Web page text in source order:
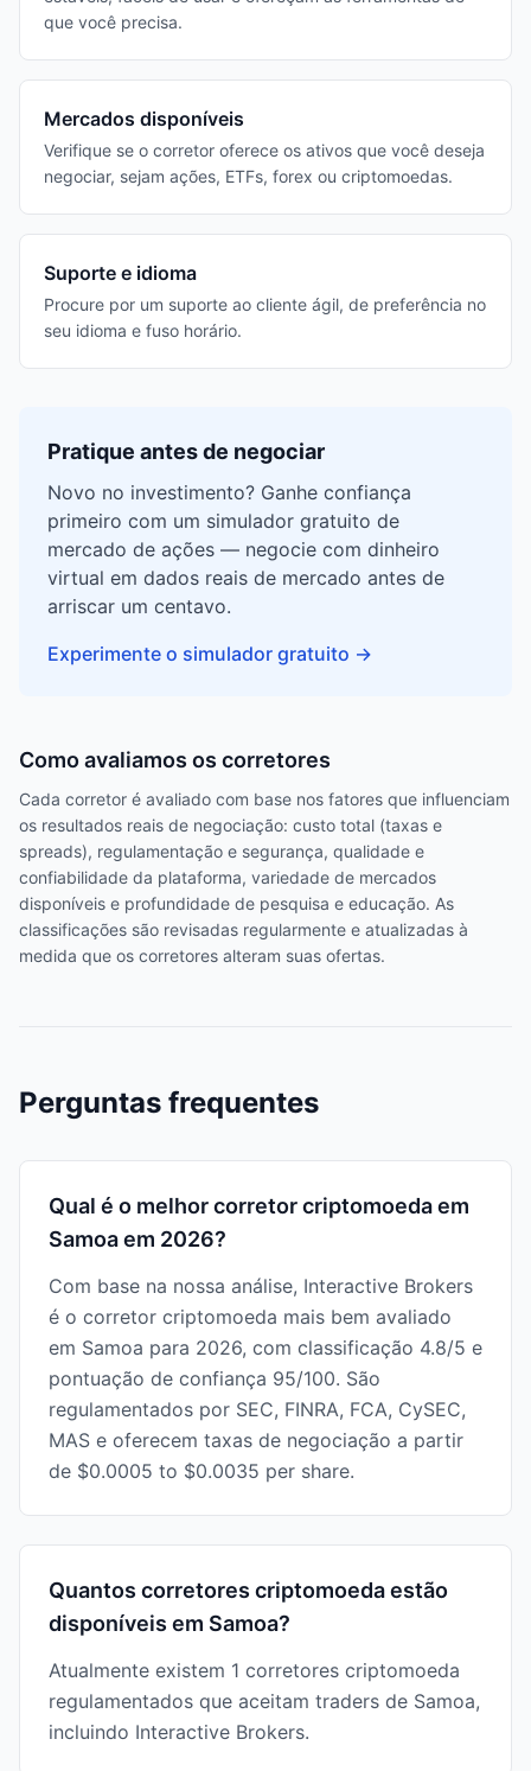
que você precisa.
Mercados disponíveis
Verifique se o corretor oferece os ativos que você deseja
negociar, sejam ações, ETFs, forex ou criptomoedas.
Suporte e idioma
Procure por um suporte ao cliente ágil, de preferência no
seu idioma e fuso horário.
Pratique antes de negociar
Novo no investimento? Ganhe confiança
primeiro com um simulador gratuito de
mercado de ações — negocie com dinheiro
virtual em dados reais de mercado antes de
arriscar um centavo.
Experimente o simulador gratuito →
Como avaliamos os corretores
Cada corretor é avaliado com base nos fatores que influenciam
os resultados reais de negociação: custo total (taxas e
spreads), regulamentação e segurança, qualidade e
confiabilidade da plataforma, variedade de mercados
disponíveis e profundidade de pesquisa e educação. As
classificações são revisadas regularmente e atualizadas à
medida que os corretores alteram suas ofertas.
Perguntas frequentes
Qual é o melhor corretor criptomoeda em
Samoa em 2026?
Com base na nossa análise, Interactive Brokers
é o corretor criptomoeda mais bem avaliado
em Samoa para 2026, com classificação 4.8/5 e
pontuação de confiança 95/100. São
regulamentados por SEC, FINRA, FCA, CySEC,
MAS e oferecem taxas de negociação a partir
de $0.0005 to $0.0035 per share.
Quantos corretores criptomoeda estão
disponíveis em Samoa?
Atualmente existem 1 corretores criptomoeda
regulamentados que aceitam traders de Samoa,
incluindo Interactive Brokers.